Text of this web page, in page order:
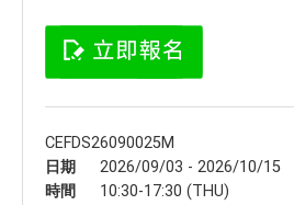
CEFDS26090025M
日期
2026/09/03 - 2026/10/15
時間
10:30-17:30 (THU)